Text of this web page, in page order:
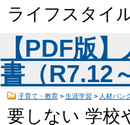
ライフスタイ
【PDF版
書（R7.12
子育て・教育> 生涯学習 > 人材バン
要しない 学校